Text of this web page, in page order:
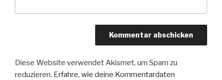
Diese Website verwendet Akismet, um Spam zu
reduzieren. Erfahre, wie deine Kommentardaten